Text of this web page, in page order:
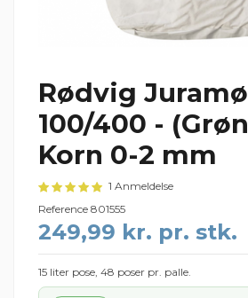
Rødvig
100/400 -
Korn 0-2 mm
1 Anmeldelse
Reference 801555
249,99 kr. pr. stk.
15 liter pose, 48 poser pr. palle.